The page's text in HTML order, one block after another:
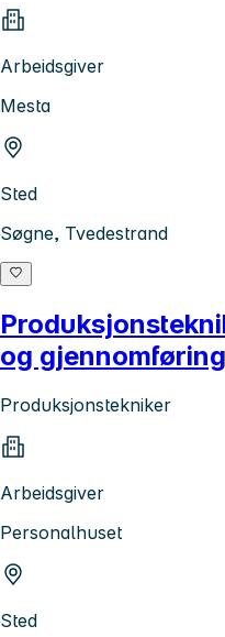
Arbeidsgiver
Mesta
Sted
Søgne, Tvedestrand
og
Produksjonstekniker
Arbeidsgiver
Personalhuset
Sted